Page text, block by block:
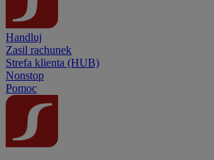
Handluj
Zasil rachunek
Strefa klienta (HUB)
Nonstop
Pomoc